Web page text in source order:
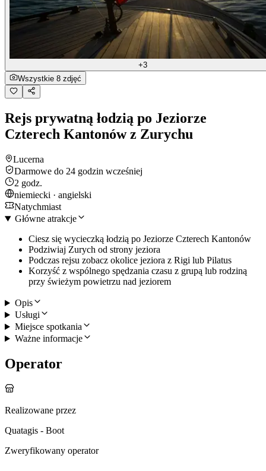
+3
Wszystkie 8 zdjęć
Rejs prywatną łodzią po Jeziorze
Czterech Kantonów z Zurychu
Lucerna
Darmowe do 24 godzin wcześniej
2 godz.
niemiecki · angielski
Natychmiast
Główne atrakcje
Ciesz się wycieczką łodzią po Jeziorze Czterech Kantonów
Podziwiaj Zurych od strony jeziora
Podczas rejsu zobacz okolice jeziora z Rigi lub Pilatus
Korzyść z wspólnego spędzania czasu z grupą lub rodziną
przy świeżym powietrzu nad jeziorem
Opis
Usługi
Miejsce spotkania
Ważne informacje
Operator
Realizowane przez
Quatagis - Boot
Zweryfikowany operator